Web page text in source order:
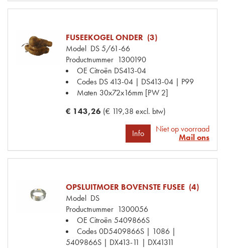
FUSEEKOGEL ONDER (3)
Model DS 5/61-66
Productnummer 1300190
OE Citroën DS413-04
Codes DS 413-04 | DS413-04 | P99
Maten 30x72x16mm [PW 2]
€ 143,26 (€ 119,38 excl. btw)
Info
Niet op voorraad
Mail ons
OPSLUITMOER BOVENSTE FUSEE (4)
Model DS
Productnummer 1300056
OE Citroën 5409866S
Codes0D5409866S | 1086 |
5409866S | DX413-11 | DX41311